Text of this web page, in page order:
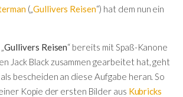
(„ Gullivers Reisen“) hat dem nun ein
Gullivers Reisen“ bereits mit Spaß-Kanone
Jack Black zusammen gearbeitet hat, geht
bescheiden an diese Aufgabe heran. So
Kopie der ersten Bilder aus Kubricks